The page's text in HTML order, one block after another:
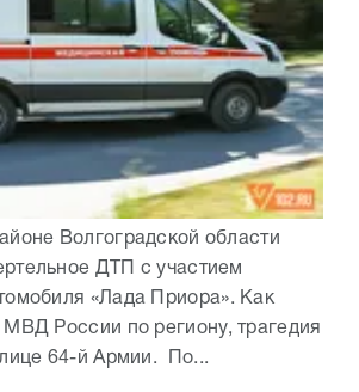
Волгоградской области
ДТП с участием
«Лада Приора». Как
России по региону, трагедия
64-й Армии. По...